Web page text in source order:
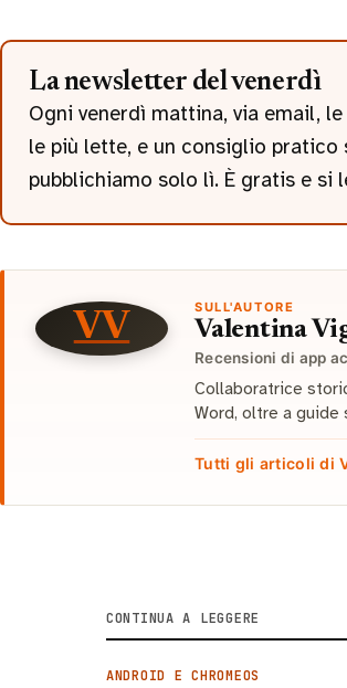
La newsletter del venerdì
Ogni venerdì mattina, via email,
le più lette, e un consiglio pratico
pubblichiamo solo lì. È gratis e si
VV
SULL'AUTORE
Valentina
Recensioni di app
Collaboratrice
Word, oltre a
Tutti gli articoli di
CONTINUA A LEGGERE
ANDROID E CHROMEOS